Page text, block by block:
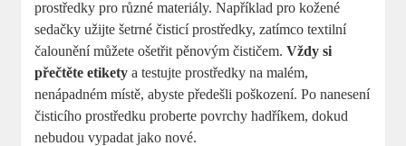
prostředky pro různé materiály. Například pro kožené
sedačky užijte šetrné čisticí prostředky, zatímco textilní
čalounění můžete ošetřit pěnovým čističem.Vždy si
přečtěte etikety a testujte prostředky na malém,
nenápadném místě, abyste předešli poškození. Po nanesení
čisticího prostředku proberte povrchy hadříkem, dokud
nebudou vypadat jako nové.